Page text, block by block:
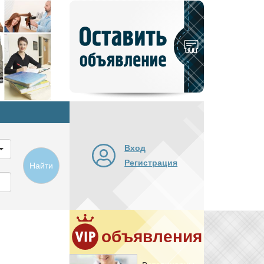
объявление
Найти
Вход
Регистрация
объявления